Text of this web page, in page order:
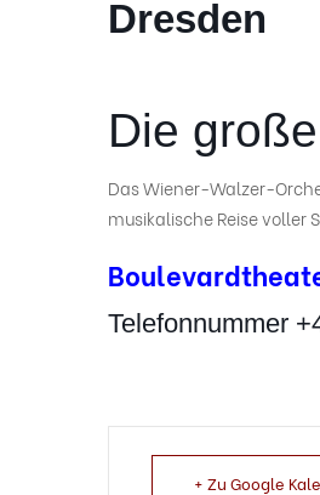
Dresden
Die
Das Wiener-Walzer-
musikalische Reise voller
Telefonnummer
+ Zu Google